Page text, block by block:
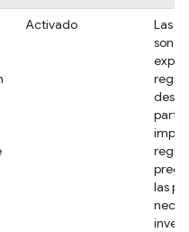
Activado
Las
son
partes
las